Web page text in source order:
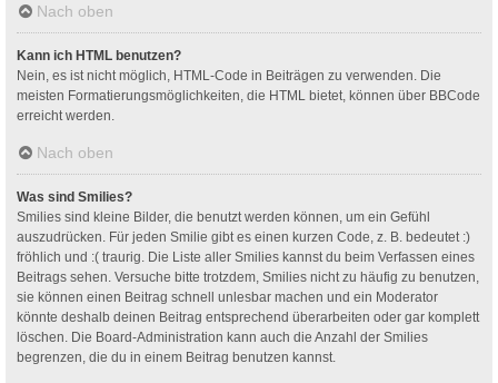
Nach oben
Kann ich HTML benutzen?
Nein, es ist nicht möglich, HTML-Code in Beiträgen zu verwenden. Die
meisten Formatierungsmöglichkeiten, die HTML bietet, können über BBCode
erreicht werden.
Nach oben
Was sind Smilies?
Smilies sind kleine Bilder, die benutzt werden können, um ein Gefühl
auszudrücken. Für jeden Smilie gibt es einen kurzen Code, z. B. bedeutet :)
fröhlich und :( traurig. Die Liste aller Smilies kannst du beim Verfassen eines
Beitrags sehen. Versuche bitte trotzdem, Smilies nicht zu häufig zu benutzen,
sie können einen Beitrag schnell unlesbar machen und ein Moderator
könnte deshalb deinen Beitrag entsprechend überarbeiten oder gar komplett
löschen. Die Board-Administration kann auch die Anzahl der Smilies
begrenzen, die du in einem Beitrag benutzen kannst.